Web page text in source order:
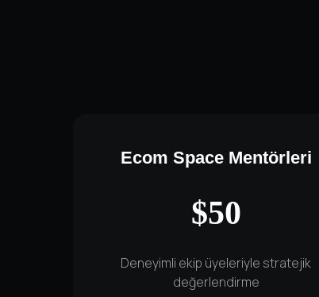
Ecom Space Mentörleri
$50
Deneyimli ekip üyeleriyle stratejik
değerlendirme